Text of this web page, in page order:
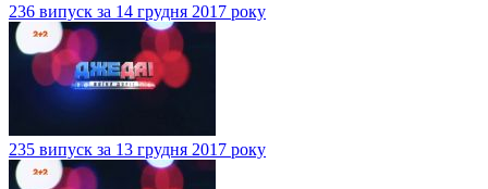
236 випуск за 14 грудня 2017 року
235 випуск за 13 грудня 2017 року